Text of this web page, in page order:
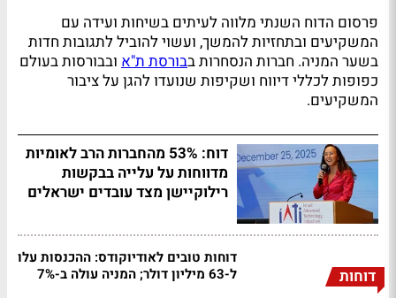
פרסום הדוח השנתי מלווה לעיתים בשיחות ועידה עם
המשקיעים ובתחזיות להמשך, ועשוי להוביל לתגובות חדות
בשער המניה. חברות הנסחרות בבורסת ת"א ובבורסות בעולם
כפופות לכללי דיווח ושקיפות שנועדו להגן על ציבור
המשקיעים.
דוח: 53% מהחברות הרב לאומיות
מדווחות על עלייה בבקשות
רילוקיישן מצד עובדים ישראלים
דוחות
דוחות טובים לאודיוקודס: ההכנסות עלו
ל-63 מיליון דולר; המניה עולה ב-7%